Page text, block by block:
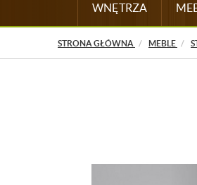
WNĘTRZA
STRONA GŁÓWNA MEBLE